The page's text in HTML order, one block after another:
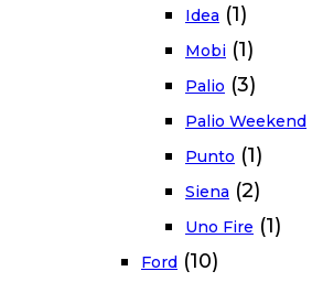
Idea (1)
Mobi (1)
Palio (3)
Palio Weekend
Punto (1)
Siena (2)
Uno Fire (1)
Ford (10)